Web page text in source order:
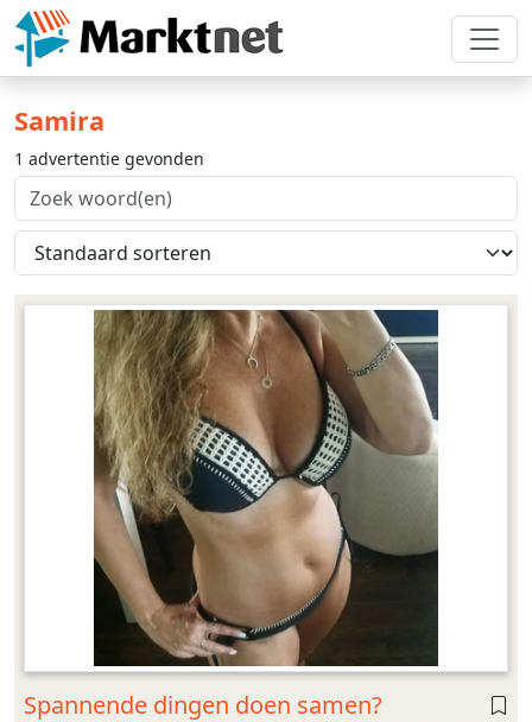
Samira
1 advertentie gevonden
Spannende dingen doen samen?